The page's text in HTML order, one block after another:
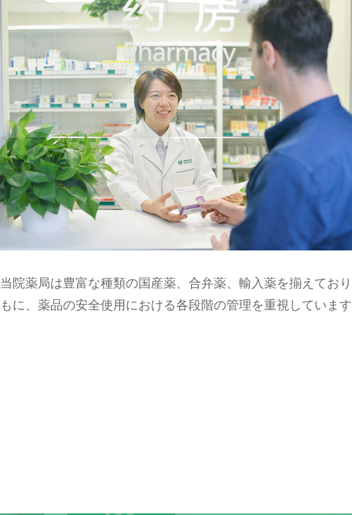
当院薬局は豊富な種類の国産薬、合弁薬、輸入薬を揃えてお
もに、薬品の安全使用における各段階の管理を重視していま